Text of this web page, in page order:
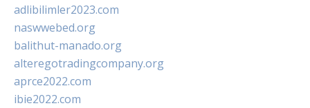
adlibilimler2023.com
naswwebed.org
balithut-manado.org
alteregotradingcompany.org
aprce2022.com
ibie2022.com